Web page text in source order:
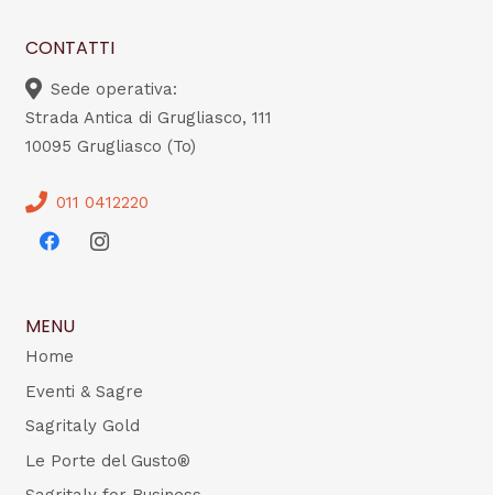
CONTATTI
Sede operativa:
Strada Antica di Grugliasco, 111
10095 Grugliasco (To)
011 0412220
MENU
Home
Eventi & Sagre
Sagritaly Gold
Le Porte del Gusto®